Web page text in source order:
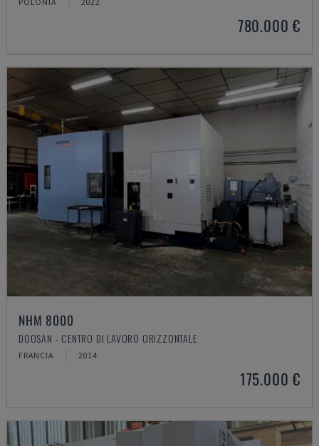
780.000 €
NHM 8000
DOOSAN - CENTRO DI LAVORO ORIZZONTALE
FRANCIA 2014
175.000 €